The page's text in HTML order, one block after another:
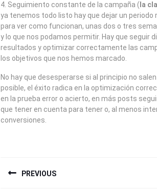
4. Seguimiento constante de la campaña ( la
ya tenemos todo listo hay que dejar un periodo
para ver como funcionan, unas dos o tres
y lo que nos podamos permitir. Hay que seguir
resultados y optimizar correctamente las
los objetivos que nos hemos marcado.
No hay que desesperarse si al principio no
posible, el éxito radica en la optimización
en la prueba error o acierto, en más posts
que tener en cuenta para tener o, al menos
conversiones.
DEPREVIOUS